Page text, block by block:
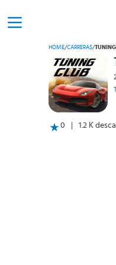
HOME/CARRERAS/
0 1.2 K